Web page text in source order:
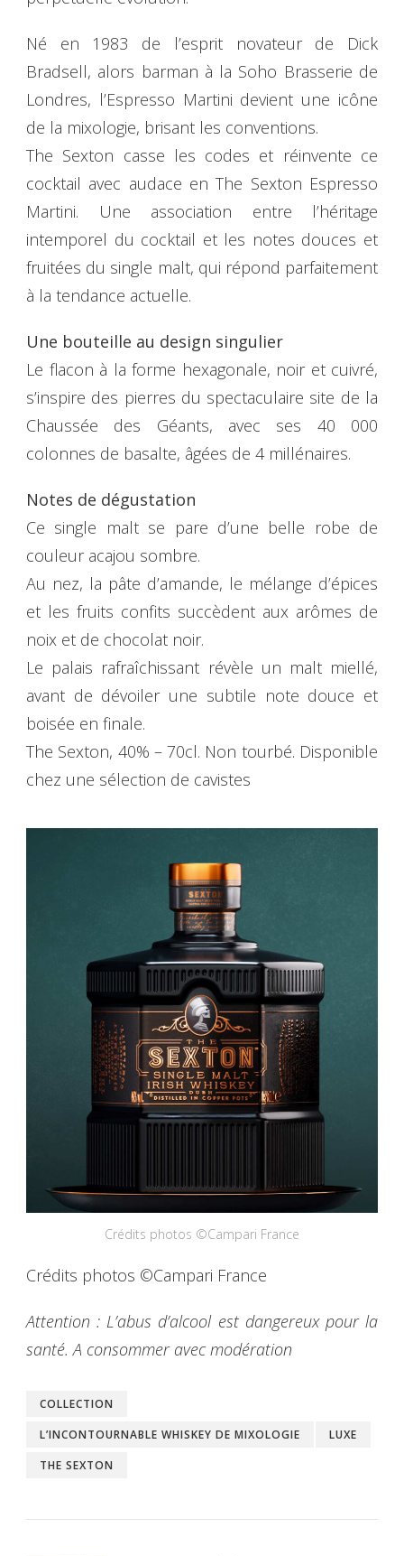
Né en 1983 de l’esprit novateur de Dick
Bradsell, alors barman à la Soho Brasserie de
Londres, l’Espresso Martini devient une icône
de la mixologie, brisant les conventions.
The Sexton casse les codes et réinvente ce
cocktail avec audace en The Sexton Espresso
Martini. Une association entre l’héritage
intemporel du cocktail et les notes douces et
fruitées du single malt, qui répond parfaitement
à la tendance actuelle.
Une bouteille au design singulier
Le flacon à la forme hexagonale, noir et cuivré,
s’inspire des pierres du spectaculaire site de la
Chaussée des Géants, avec ses 40 000
colonnes de basalte, âgées de 4 millénaires.
Notes de dégustation
Ce single malt se pare d’une belle robe de
couleur acajou sombre.
Au nez, la pâte d’amande, le mélange d’épices
et les fruits confits succèdent aux arômes de
noix et de chocolat noir.
Le palais rafraîchissant révèle un malt miellé,
avant de dévoiler une subtile note douce et
boisée en finale.
The Sexton, 40% – 70cl. Non tourbé. Disponible
chez une sélection de cavistes
Crédits photos ©Campari France
Crédits photos ©Campari France
Attention : L’abus d’alcool est dangereux pour la
santé. A consommer avec modération
COLLECTION
L’INCONTOURNABLE WHISKEY DE MIXOLOGIE
LUXE
THE SEXTON